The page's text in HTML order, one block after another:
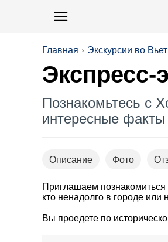
Главная Экскурсии во
Экспресс-
Познакомьтесь с
интересные факты
Описание Фото
Приглашаем
кто ненадолго в городе
Вы проедете по